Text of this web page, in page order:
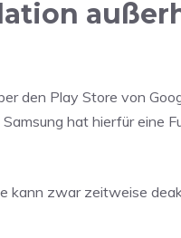
den Play Store von
hat hierfür eine
kann zwar zeitweise